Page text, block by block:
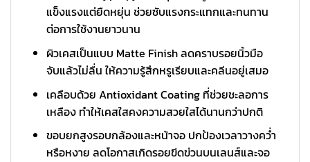
แข็งแรงแต่ยืดหยุ่น ช่วยซับแรงกระแทกและทนทาน
ต่อการใช้งานยาวนาน
ผิวเคสเป็นแบบ Matte Finish ลดคราบรอยนิ้วมือ
จับแล้วไม่ลื่น ให้ความรู้สึกหรูเรียบและคลีนอยู่เสมอ
เคลือบด้วย Antioxidant Coating ที่ช่วยชะลอการ
เหลือง ทำให้เคสใสคงความสวยใสได้นานกว่าปกติ
ขอบยกสูงรอบกล้องและหน้าจอ ปกป้องเวลาวางคว่ำ
หรือหงาย ลดโอกาสเกิดรอยขีดข่วนบนเลนส์และจอ